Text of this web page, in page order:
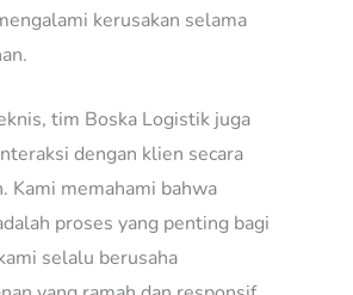
kerusakan selama
tim Boska Logistik juga
dengan klien secara
Kami memahami bahwa
proses yang penting bagi
selalu berusaha